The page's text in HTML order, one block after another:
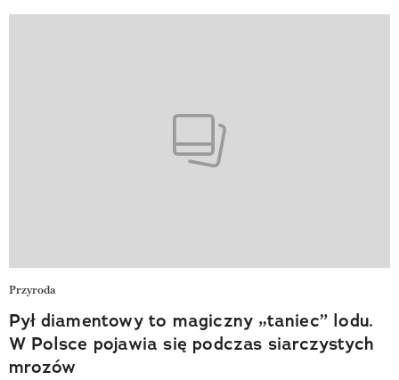
Przyroda
Pył diamentowy to magiczny „taniec” lodu.
W Polsce pojawia się podczas siarczystych
mrozów